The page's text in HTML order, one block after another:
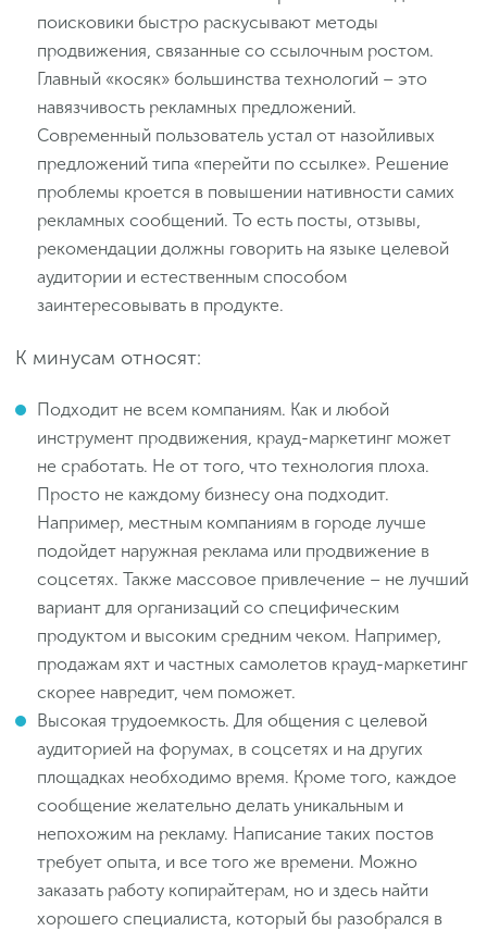
поисковики быстро раскусывают методы
продвижения, связанные со ссылочным ростом.
Главный «косяк» большинства технологий – это
навязчивость рекламных предложений.
Современный пользователь устал от назойливых
предложений типа «перейти по ссылке». Решение
проблемы кроется в повышении нативности самих
рекламных сообщений. То есть посты, отзывы,
рекомендации должны говорить на языке целевой
аудитории и естественным способом
заинтересовывать в продукте.
К минусам относят:
Подходит не всем компаниям. Как и любой
инструмент продвижения, крауд-маркетинг может
не сработать. Не от того, что технология плоха.
Просто не каждому бизнесу она подходит.
Например, местным компаниям в городе лучше
подойдет наружная реклама или продвижение в
соцсетях. Также массовое привлечение – не лучший
вариант для организаций со специфическим
продуктом и высоким средним чеком. Например,
продажам яхт и частных самолетов крауд-маркетинг
скорее навредит, чем поможет.
Высокая трудоемкость. Для общения с целевой
аудиторией на форумах, в соцсетях и на других
площадках необходимо время. Кроме того, каждое
сообщение желательно делать уникальным и
непохожим на рекламу. Написание таких постов
требует опыта, и все того же времени. Можно
заказать работу копирайтерам, но и здесь найти
хорошего специалиста, который бы разобрался в